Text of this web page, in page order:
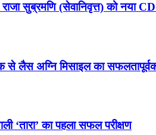
सुब्रमणि (सेवानिवृत्त) को नया
लैस अग्नि मिसाइल का
‘तारा’ का पहला सफल परीक्षण